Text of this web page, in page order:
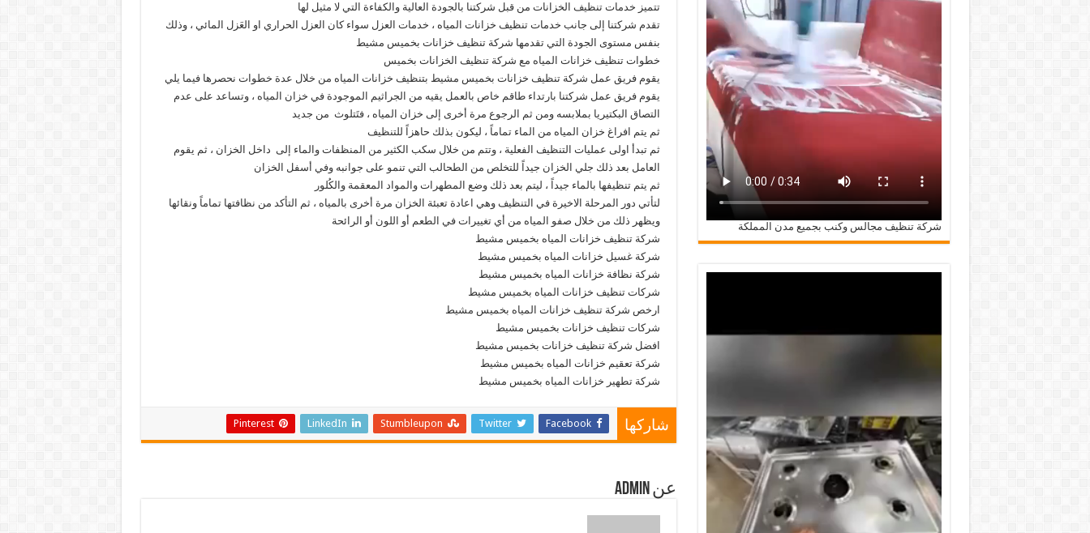
تتميز خدمات تنظيف الخزانات من قبل شركتنا بالجودة العالية والكفاءة التي لا مثيل لها
تقدم شركتنا إلى جانب خدمات تنظيف خزانات المياه ، خدمات العزل سواء كان العزل الحراري او العَزل المائي ، وذلك
بنفس مستوى الجودة التي تقدمها شركة تنظيف خزانات بخميس مشيط
خطوات تنظيف خزانات المياه مع شركة تنظيف الخزانات بخميس
يقوم فريق عمل شركة تنظيف خزانات بخميس مشيط بتنظيف خزانات المياه من خلال عدة خطوات نحصرها فيما يلي
يقوم فريق عمل شركتنا بارتداء طاقم خاص بالعمل يقيه من الجراثيم الموجودة في خزان المياه ، وتساعد على عدم
التصاق البكتيريا بملابسه ومن ثم الرجوع مرة أخرى إلى خزان المياه ، فتَتلوث من جديد
ثم يتم افراغ خزان المياه من الماء تماماً ، ليكون بذلك حاهزاً للتنظيف
ثم تبدأ اولى عمليات التنظيف الفعلية ، وتتم من خلال سكب الكثير من المنظفات والماء إلى داخل الخزان ، ثم يقوم
العامل بعد ذلك جلي الخزان جيداً للتخلص من الطحالب التي تنمو على جوانبه وفي أسفل الخزان
ثم يتم تنظيفها بالماء جيداً ، ليتم بعد ذلك وضع المطهرات والمواد المعقمة والكُلور
لتأتي دور المرحلة الاخيرة في التنظيف وهي اعادة تعبئة الخزان مرة أخرى بالمياه ، ثم التأكد من نظافتها تماماً ونقائها
ويظهر ذلك من خلال صفو المياه من أي تغييرات في الطعم أو اللون أو الرائحة
شركة تنظيف خزانات المياه بخميس مشيط
شركة غسيل خزانات المياه بخميس مشيط
شركة نظافة خزانات المياه بخميس مشيط
شركات تنظيف خزانات المياه بخميس مشيط
ارخص شركة تنظيف خزانات المياه بخميس مشيط
شركات تنظيف خزانات بخميس مشيط
افضل شركة تنظيف خزانات بخميس مشيط
شركة تعقيم خزانات المياه بخميس مشيط
شركة تطهير خزانات المياه بخميس مشيط
شاركها Facebook
Twitter
Stumbleupon
LinkedIn
Pinterest
عن admin
شركة تنظيف مجالس وكنب بجميع مدن المملكة